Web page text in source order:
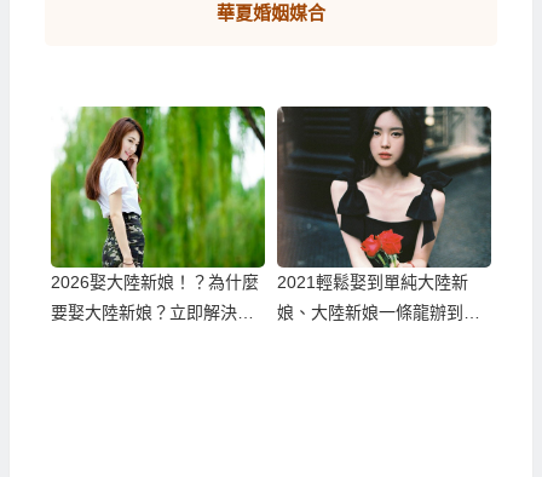
華夏婚姻媒合
2026娶大陸新娘！？為什麼
要娶大陸新娘？立即解決婚
2021輕鬆娶到單純大陸新
娘、大陸新娘一條龍辦到好